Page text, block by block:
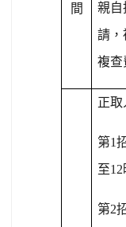
間
親自
請，
複查
正取
第1
至12
第2